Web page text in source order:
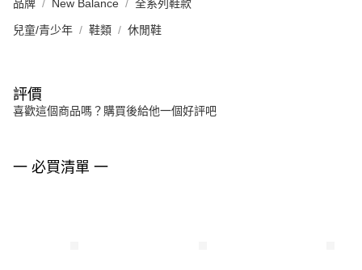
品牌 New Balance 全系列鞋款
兒童/青少年 鞋類 休閒鞋
評價
喜歡這個商品嗎？購買後給他一個好評吧
一 必買清單 一